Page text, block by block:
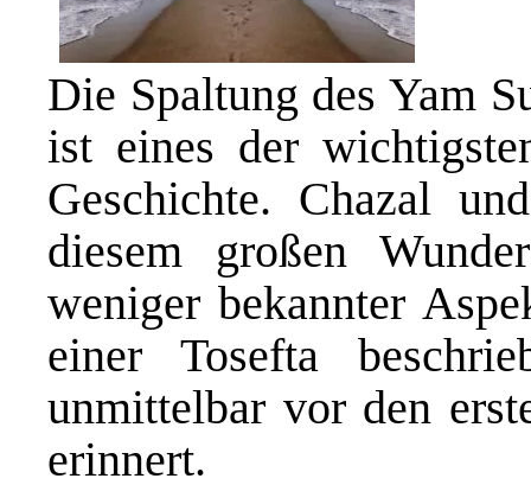
Die Spaltung des Yam
ist eines der
Geschichte. Chazal
diesem großen
weniger bekannter
einer Tosefta
unmittelbar vor den
erinnert.